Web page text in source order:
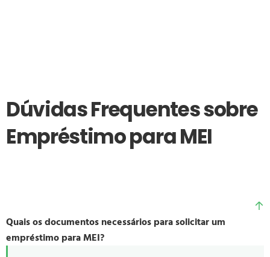
Dúvidas Frequentes sobre
Empréstimo para MEI
Quais os documentos necessários para solicitar um
empréstimo para MEI?